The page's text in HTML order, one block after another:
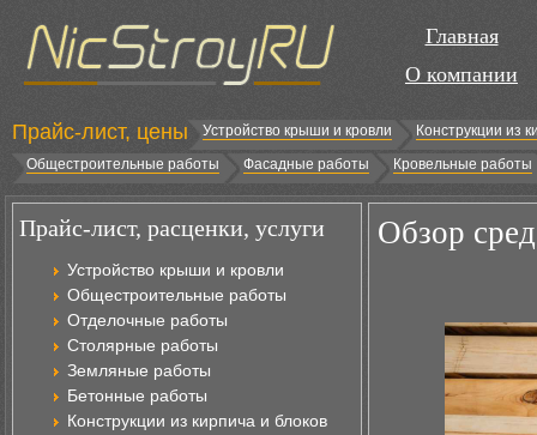
Главная
О компании
Прайс-лист, цены Устройство крыши и кровли
Конструкции из
Общестроительные работы
Фасадные работы Кровельные работы
Прайс-лист, расценки, услуги
Устройство крыши и кровли
Общестроительные работы
Отделочные работы
Столярные работы
Земляные работы
Бетонные работы
Конструкции из кирпича и блоков
Обзор